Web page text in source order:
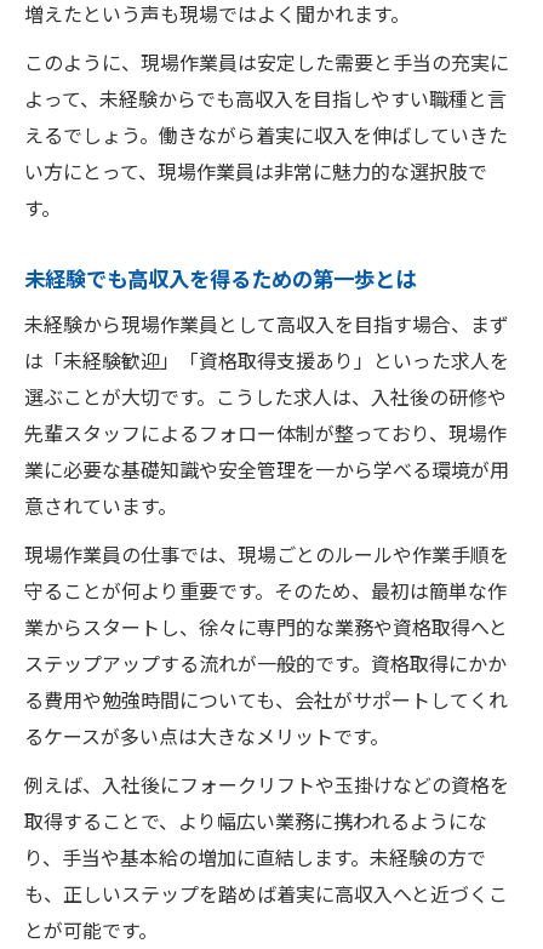
現場作業員の資格取得支援で高収入を目指
す
高収入現場作業員になれる資格取得の流れ
資格取得支援が高収入現場作業員の強み
未経験者も高収入現場作業員へのステップ
高収入現場作業員からキャリアアップを目
指す
現場作業員で高収入と将来性を同時に手に
入れる
未経験から高収入現場作業員のキャリア事
高収入現場作業員の長期キャリア形成のコ
ツ
高収入現場作業員の働き方と選び方
現場作業員で高収入を得る働き方の特徴
自分に合う高収入現場作業員求人の選び方
高収入現場作業員が重視すべき職場環境
未経験者が安心して高収入を目指すコツ
現場作業員の高収入求人を見極めるポイン
ト
増えたという声も現場ではよく聞かれます。
このように、現場作業員は安定した需要と手当の充実に
よって、未経験からでも高収入を目指しやすい職種と言
えるでしょう。働きながら着実に収入を伸ばしていきた
い方にとって、現場作業員は非常に魅力的な選択肢で
す。
未経験でも高収入を得るための第一歩とは
未経験から現場作業員として高収入を目指す場合、まず
は「未経験歓迎」「資格取得支援あり」といった求人を
選ぶことが大切です。こうした求人は、入社後の研修や
先輩スタッフによるフォロー体制が整っており、現場作
業に必要な基礎知識や安全管理を一から学べる環境が用
意されています。
現場作業員の仕事では、現場ごとのルールや作業手順を
守ることが何より重要です。そのため、最初は簡単な作
業からスタートし、徐々に専門的な業務や資格取得へと
ステップアップする流れが一般的です。資格取得にかか
る費用や勉強時間についても、会社がサポートしてくれ
るケースが多い点は大きなメリットです。
例えば、入社後にフォークリフトや玉掛けなどの資格を
取得することで、より幅広い業務に携われるようにな
り、手当や基本給の増加に直結します。未経験の方で
も、正しいステップを踏めば着実に高収入へと近づくこ
とが可能です。